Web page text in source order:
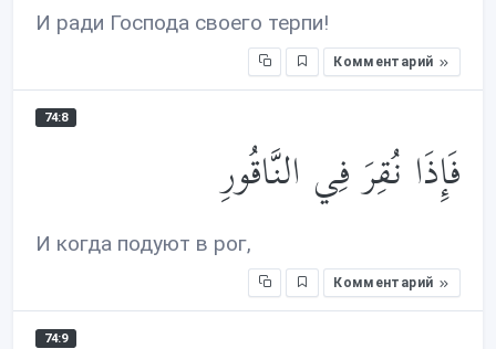
И ради Господа своего терпи!
Комментарий
74:8
فَإِذَا نُقِرَ فِي النَّاقُورِ
И когда подуют в рог,
Комментарий
74:9